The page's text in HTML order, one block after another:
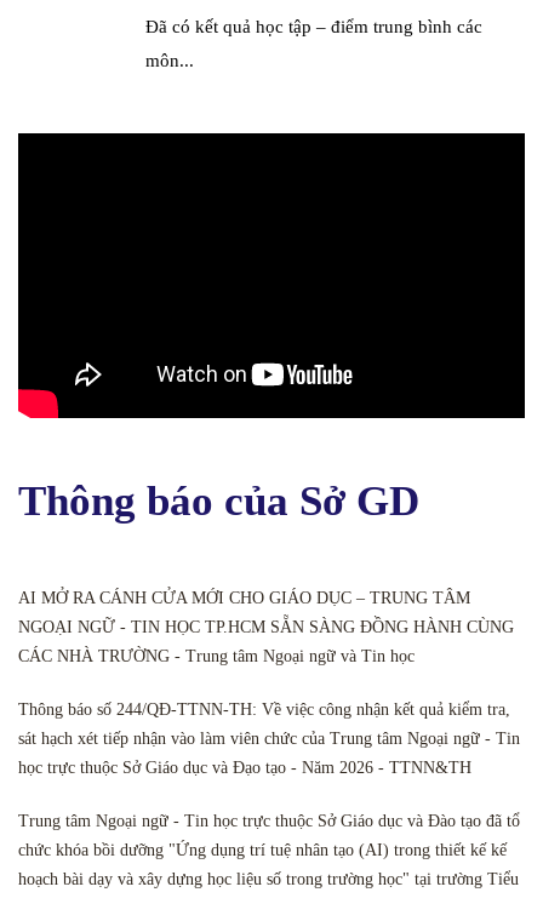
Đã có kết quả học tập – điểm trung bình các
môn...
Thông báo của Sở GD
AI MỞ RA CÁNH CỬA MỚI CHO GIÁO DỤC – TRUNG TÂM
NGOẠI NGỮ - TIN HỌC TP.HCM SẴN SÀNG ĐỒNG HÀNH CÙNG
CÁC NHÀ TRƯỜNG - Trung tâm Ngoại ngữ và Tin học
Thông báo số 244/QĐ-TTNN-TH: Về việc công nhận kết quả kiểm tra,
sát hạch xét tiếp nhận vào làm viên chức của Trung tâm Ngoại ngữ - Tin
học trực thuộc Sở Giáo dục và Đạo tạo - Năm 2026 - TTNN&TH
Trung tâm Ngoại ngữ - Tin học trực thuộc Sở Giáo dục và Đào tạo đã tổ
chức khóa bồi dưỡng "Ứng dụng trí tuệ nhân tạo (AI) trong thiết kế kế
hoạch bài dạy và xây dựng học liệu số trong trường học" tại trường Tiểu